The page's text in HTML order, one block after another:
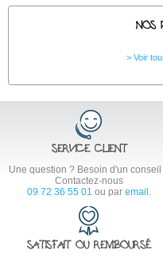
NOS
Voir
SERVICE CLIENT
Une question ? Besoin d'un conseil
Contactez-nous
09 72 36 55 01 ou par email .
SATISFAIT OU REMBOURSÉ